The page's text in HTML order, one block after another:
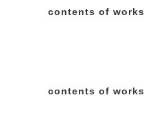
contents of works
contents of works